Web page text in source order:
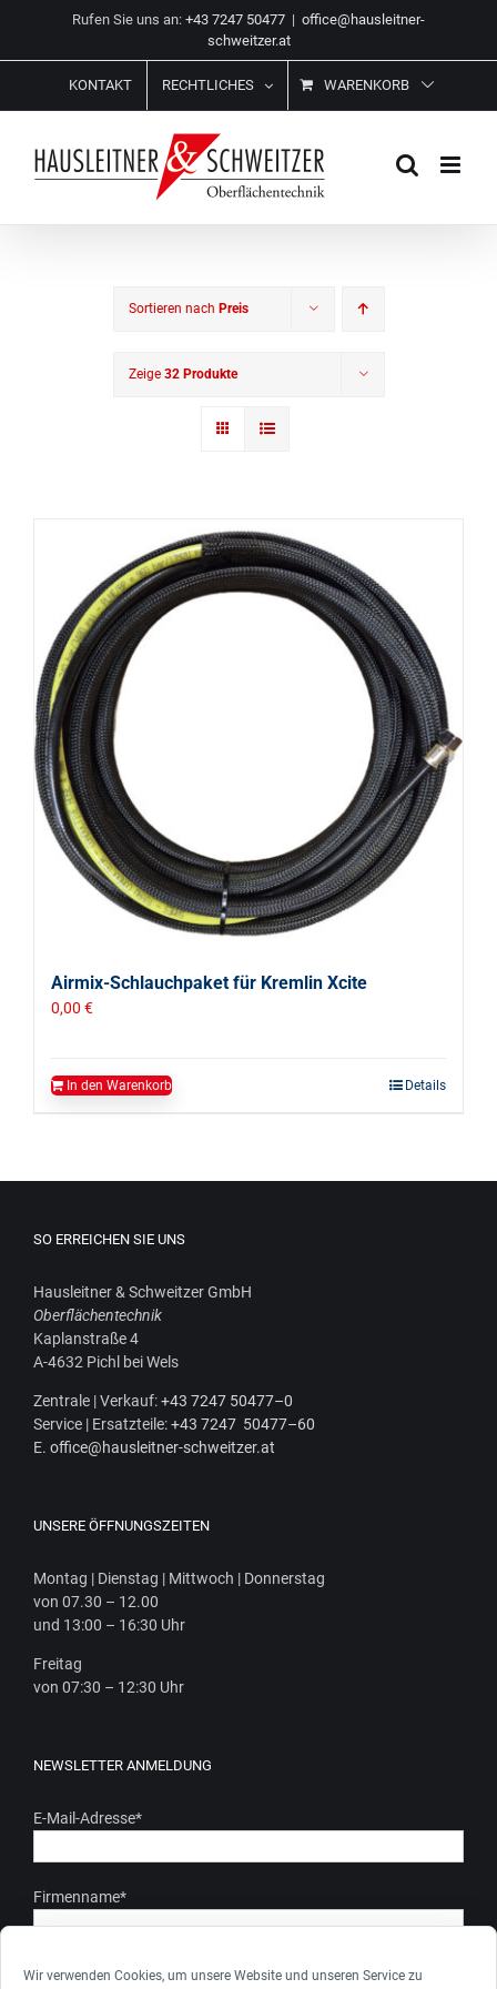
Wir verwenden Cookies, um unsere Website und unseren Service zu
springen
Rufen Sie uns an: +43 7247 50477 | office@hausleitner-
schweitzer.at
KONTAKT RECHTLICHES WARENKORB
Sortieren nach Preis
Zeige 32 Produkte
Airmix-Schlauchpaket für Kremlin Xcite
0,00 €
In den Warenkorb Details
SO ERREICHEN SIE UNS
Haus­leit­ner & Schweit­zer GmbH
Ober­flä­chen­tech­nik
Kaplan­stra­ße 4
A‑4632 Pichl bei Wels
Zen­tra­le | Ver­kauf:+43 7247 50477–0
Ser­vice | Ersatz­tei­le:+43 7247 50477–60
E. office@hausleitner-schweitzer.at
UNSERE ÖFFNUNGSZEITEN
Mon­tag | Diens­tag | Mitt­woch | Donnerstag
von 07.30 – 12.00
und 13:00 – 16:30 Uhr
Frei­tag
von 07:30 – 12:30 Uhr
NEWSLETTER ANMELDUNG
E-Mail-Adresse*
Firmenname*
Ich stimme zu, dass meine personenbezogenen Daten gem.